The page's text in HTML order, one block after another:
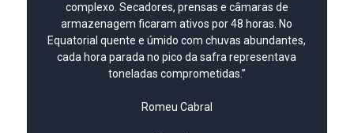
complexo. Secadores, prensas e câmaras de
armazenagem ficaram ativos por 48 horas. No
Equatorial quente e úmido com chuvas abundantes,
cada hora parada no pico da safra representava
toneladas comprometidas.”
Romeu Cabral